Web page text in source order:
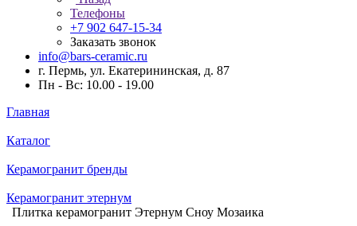
Телефоны
+7 902 647-15-34
Заказать звонок
info@bars-ceramic.ru
г. Пермь, ул. Екатерининская, д. 87
Пн - Вс: 10.00 - 19.00
Главная
Каталог
Керамогранит бренды
Керамогранит этернум
Плитка керамогранит Этернум Сноу Мозаика